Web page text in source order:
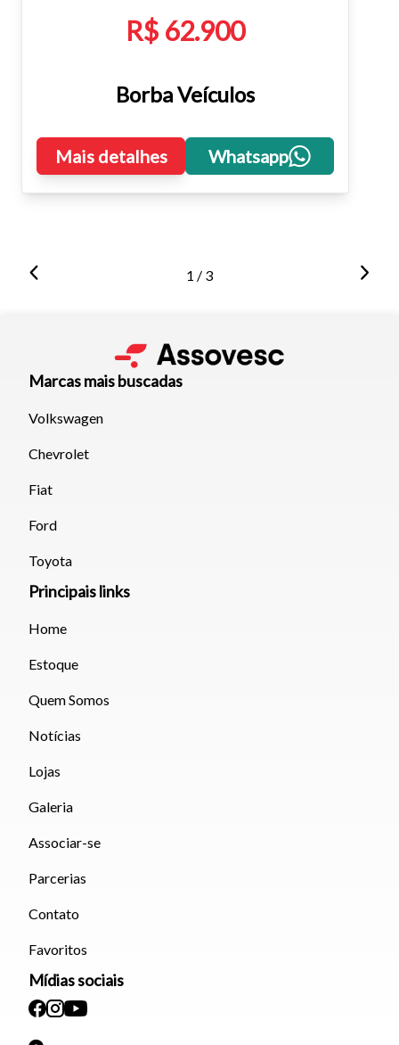
R$ 62.900
Borba Veículos
Mais detalhes Whatsapp
1 / 3
Marcas mais buscadas
Volkswagen
Chevrolet
Fiat
Ford
Toyota
Principais links
Home
Estoque
Quem Somos
Notícias
Lojas
Galeria
Associar-se
Parcerias
Contato
Favoritos
Mídias sociais